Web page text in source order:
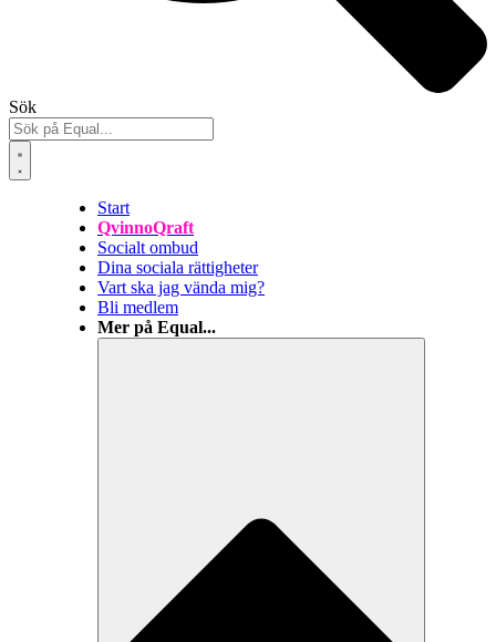
Sök
Start
QvinnoQraft
Socialt ombud
Dina sociala rättigheter
Vart ska jag vända mig?
Bli medlem
Mer på Equal...